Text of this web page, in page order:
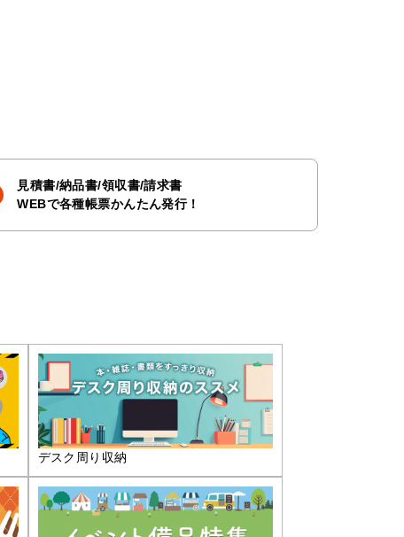
見積書/納品書/領収書/請求書
WEBで各種帳票かんたん発行！
デスク周り収納